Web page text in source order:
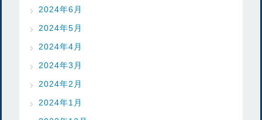
2024年6月
2024年5月
2024年4月
2024年3月
2024年2月
2024年1月